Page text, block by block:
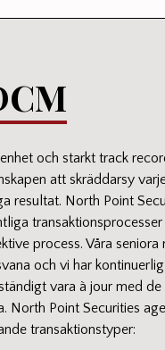
och starkt track
att skräddarsy
resultat. North Point
process. Våra
och vi har
vara à jour med de
North Point Securities
transaktionstyper: